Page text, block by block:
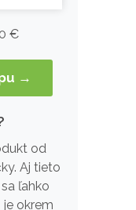
€
→
od
Aj tieto
ľahko
okrem